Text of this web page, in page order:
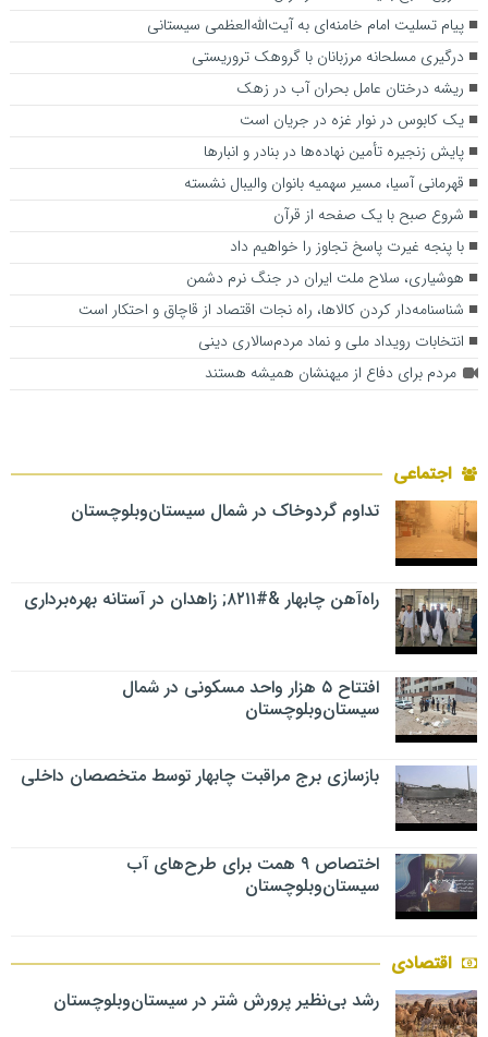
پیام تسلیت امام خامنه‌ای به آیت‌الله‌العظمی سیستانی
درگیری مسلحانه مرزبانان با گروهک تروریستی
ریشه درختان عامل بحران آب در زهک
یک کابوس در نوار غزه در جریان است
پایش زنجیره تأمین نهاده‌ها در بنادر و انبارها
قهرمانی آسیا، مسیر سهمیه بانوان والیبال نشسته
شروع صبح با یک صفحه از قرآن
با پنجه غیرت پاسخ تجاوز را خواهیم داد
هوشیاری، سلاح ملت ایران در جنگ نرم دشمن
شناسنامه‌دار کردن کالاها، راه نجات اقتصاد از قاچاق و احتکار است
انتخابات رویداد ملی و نماد مردم‌سالاری دینی
مردم برای دفاع از میهنشان همیشه هستند
اجتماعی
تداوم گردوخاک در شمال سیستان‌وبلوچستان
راه‌آهن چابهار &#۸۲۱۱; زاهدان در آستانه بهره‌برداری
افتتاح ۵ هزار واحد مسکونی در شمال
سیستان‌وبلوچستان
بازسازی برج مراقبت چابهار توسط متخصصان داخلی
اختصاص ۹ همت برای طرح‌های آب
سیستان‌وبلوچستان
اقتصادی
رشد بی‌نظیر پرورش شتر در سیستان‌وبلوچستان